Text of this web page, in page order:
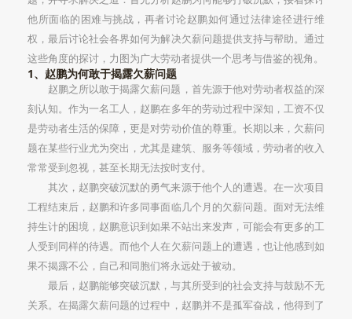
他所面临的困难与挑战，再者讨论赵鹏如何通过法律途径进行维
权，最后讨论社会各界如何为解决欠薪问题提供支持与帮助。通过
这些角度的探讨，力图为广大劳动者提供一个思考与借鉴的视角。
1、赵鹏为何敢于揭露欠薪问题
赵鹏之所以敢于揭露欠薪问题，首先源于他对劳动者权益的深
刻认知。作为一名工人，赵鹏在多年的劳动过程中深知，工资不仅
是劳动者生活的保障，更是对劳动价值的尊重。长期以来，欠薪问
题在某些行业尤为突出，尤其是建筑、服务等领域，劳动者的收入
常常受到忽视，甚至长期无法按时支付。
其次，赵鹏突破沉默的勇气来源于他个人的遭遇。在一次项目
工程结束后，赵鹏和许多同事面临几个月的欠薪问题。面对无法维
持生计的困境，赵鹏意识到如果不站出来发声，可能会有更多的工
人受到同样的待遇。而他个人在欠薪问题上的遭遇，也让他感到如
果不揭露不公，自己和同胞们将永远处于被动。
最后，赵鹏能够突破沉默，与其所受到的社会支持与鼓励不无
关系。在揭露欠薪问题的过程中，赵鹏并不是孤军奋战，他得到了